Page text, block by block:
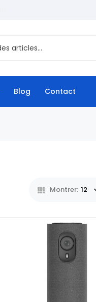
Blog Contact
Montrer: 12